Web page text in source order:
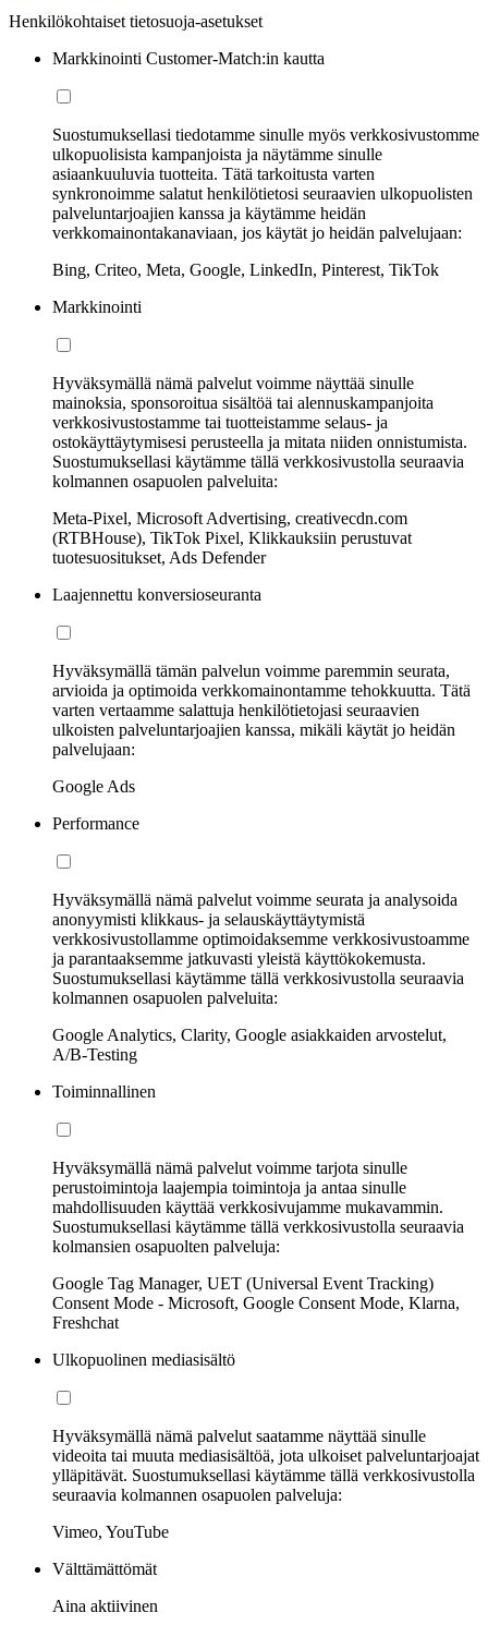
Henkilökohtaiset tietosuoja-asetukset
Markkinointi Customer-Match:in kautta
Suostumuksellasi tiedotamme sinulle myös verkkosivustomme
ulkopuolisista kampanjoista ja näytämme sinulle
asiaankuuluvia tuotteita. Tätä tarkoitusta varten
synkronoimme salatut henkilötietosi seuraavien ulkopuolisten
palveluntarjoajien kanssa ja käytämme heidän
verkkomainontakanaviaan, jos käytät jo heidän palvelujaan:
Bing, Criteo, Meta, Google, LinkedIn, Pinterest, TikTok
Markkinointi
Hyväksymällä nämä palvelut voimme näyttää sinulle
mainoksia, sponsoroitua sisältöä tai alennuskampanjoita
verkkosivustostamme tai tuotteistamme selaus- ja
ostokäyttäytymisesi perusteella ja mitata niiden onnistumista.
Suostumuksellasi käytämme tällä verkkosivustolla seuraavia
kolmannen osapuolen palveluita:
Meta-Pixel, Microsoft Advertising, creativecdn.com
(RTBHouse), TikTok Pixel, Klikkauksiin perustuvat
tuotesuositukset, Ads Defender
Laajennettu konversioseuranta
Hyväksymällä tämän palvelun voimme paremmin seurata,
arvioida ja optimoida verkkomainontamme tehokkuutta. Tätä
varten vertaamme salattuja henkilötietojasi seuraavien
ulkoisten palveluntarjoajien kanssa, mikäli käytät jo heidän
palvelujaan:
Google Ads
Performance
Hyväksymällä nämä palvelut voimme seurata ja analysoida
anonyymisti klikkaus- ja selauskäyttäytymistä
verkkosivustollamme optimoidaksemme verkkosivustoamme
ja parantaaksemme jatkuvasti yleistä käyttökokemusta.
Suostumuksellasi käytämme tällä verkkosivustolla seuraavia
kolmannen osapuolen palveluita:
Google Analytics, Clarity, Google asiakkaiden arvostelut,
A/B-Testing
Toiminnallinen
Hyväksymällä nämä palvelut voimme tarjota sinulle
perustoimintoja laajempia toimintoja ja antaa sinulle
mahdollisuuden käyttää verkkosivujamme mukavammin.
Suostumuksellasi käytämme tällä verkkosivustolla seuraavia
kolmansien osapuolten palveluja:
Google Tag Manager, UET (Universal Event Tracking)
Consent Mode - Microsoft, Google Consent Mode, Klarna,
Freshchat
Ulkopuolinen mediasisältö
Hyväksymällä nämä palvelut saatamme näyttää sinulle
videoita tai muuta mediasisältöä, jota ulkoiset palveluntarjoajat
ylläpitävät. Suostumuksellasi käytämme tällä verkkosivustolla
seuraavia kolmannen osapuolen palveluja:
Vimeo, YouTube
Välttämättömät
Aina aktiivinen